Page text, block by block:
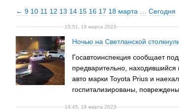
← 9 10 11 12 13 14 15 16 17 18 марта Сегодня
15:51, 19 марта 2023
Ночью на Светланской
Госавтоинспекция сообщает
предварительно,
авто марки Toyota Prius и
госпитализированы,
14:45, 19 марта 2023